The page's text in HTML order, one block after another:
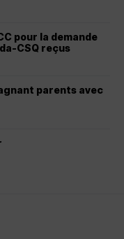
pour la demande
CSQ reçus
parents avec